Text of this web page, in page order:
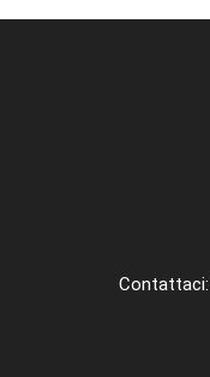
Contattaci: